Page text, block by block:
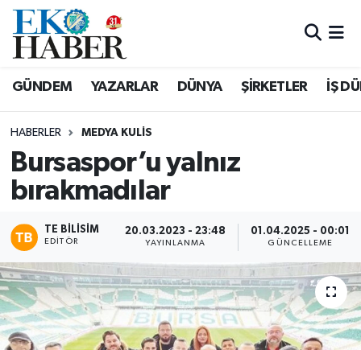
GÜNDEM YAZARLAR DÜNYA ŞİRKETLER İŞ
HABERLER MEDYA KULIS
Bursaspor’u yalnız
bırakmadılar
TE BILISIM
EDITÖR
20.03.2023 - 23:48
YAYINLANMA
01.04.2025 - 00:01
GÜNCELLEME
Hava Durumu
Tüm Manşetler
Son Dakika Haberleri
Haber Arşivi